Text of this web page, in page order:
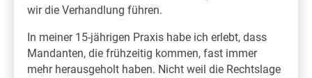
wir die Verhandlung führen.
In meiner 15-jährigen Praxis habe ich erlebt, dass
Mandanten, die frühzeitig kommen, fast immer
mehr herausgeholt haben. Nicht weil die Rechtslage